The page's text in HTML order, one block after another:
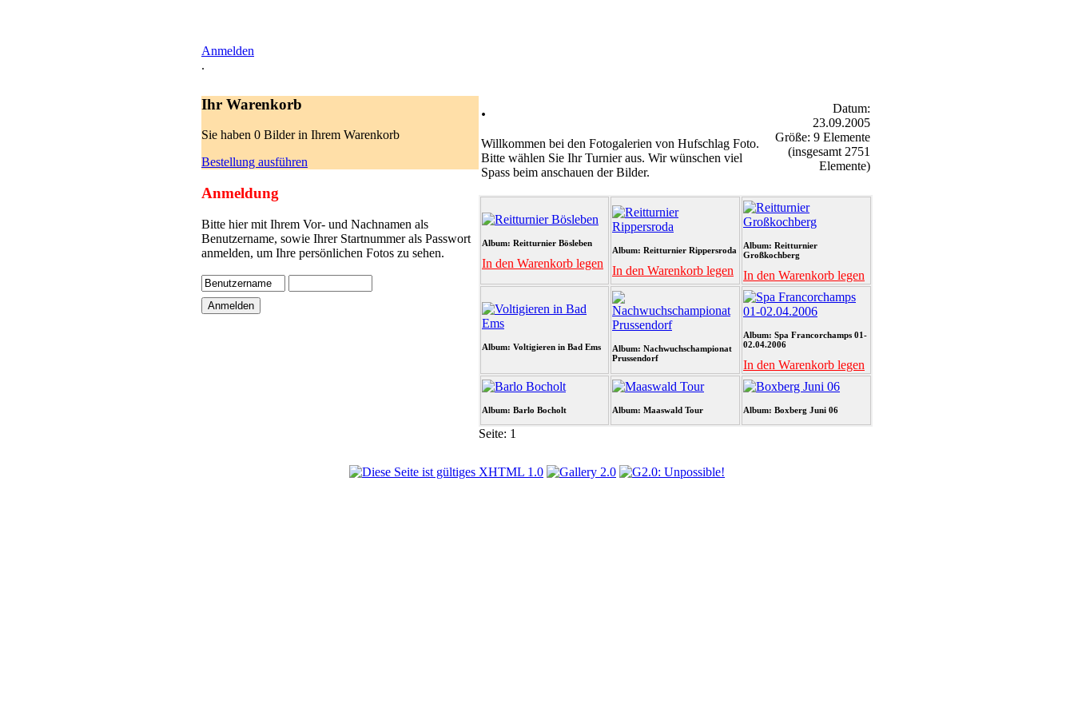
Anmelden
.
Ihr Warenkorb
Sie haben 0 Bilder in Ihrem Warenkorb
Bestellung ausführen
Anmeldung
Bitte hier mit Ihrem Vor- und Nachnamen als
Benutzername, sowie Ihrer Startnummer als Passwort
anmelden, um Ihre persönlichen Fotos zu sehen.
.
Willkommen bei den Fotogalerien von Hufschlag Foto.
Bitte wählen Sie Ihr Turnier aus. Wir wünschen viel
Spass beim anschauen der Bilder.
Datum:
23.09.2005
Größe: 9 Elemente
(insgesamt 2751
Elemente)
Album: Reitturnier Bösleben
In den Warenkorb legen
Album: Reitturnier Rippersroda
In den Warenkorb legen
Album: Reitturnier
Großkochberg
In den Warenkorb legen
Album: Voltigieren in Bad Ems
Album: Nachwuchschampionat
Prussendorf
Album: Spa Francorchamps 01-
02.04.2006
In den Warenkorb legen
Album: Barlo Bocholt Album: Maaswald Tour Album: Boxberg Juni 06
Seite: 1